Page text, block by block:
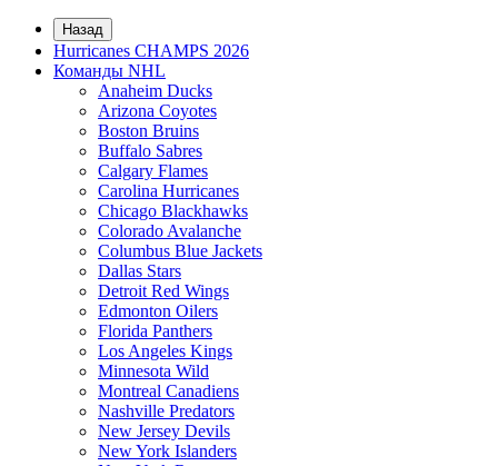
Назад
Hurricanes CHAMPS 2026
Команды NHL
Anaheim Ducks
Arizona Coyotes
Boston Bruins
Buffalo Sabres
Calgary Flames
Carolina Hurricanes
Chicago Blackhawks
Colorado Avalanche
Columbus Blue Jackets
Dallas Stars
Detroit Red Wings
Edmonton Oilers
Florida Panthers
Los Angeles Kings
Minnesota Wild
Montreal Canadiens
Nashville Predators
New Jersey Devils
New York Islanders